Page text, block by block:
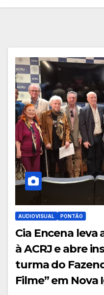
AUDIOVISUAL PONTÃO
Cia Encena leva
à ACRJ e abre
turma do
Filme” em Nova